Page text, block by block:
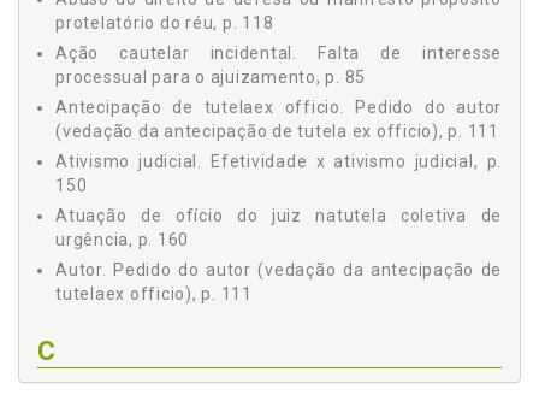
2.5 A FALTA DE INTERESSE PROCESSUAL PARA O
AJUIZAMENTO DE AÇÃO CAUTELAR INCIDENTAL, p. 85
2.6 CAUTELARES SATISFATIVAS, p. 87
2.7 LIMINARES CAUTELARES, p. 91
2.8 EFICÁCIA DA MEDIDA CAUTELAR, p. 96
2.9 RESPONSABILIDADE CIVIL DO REQUERENTE DA
MEDIDA CAUTELAR, p. 103
Capítulo III - A TUTELA ANTECIPADA, p. 109
3.1 TUTELA ANTECIPADA GENÉRICA E TUTELAS
ANTECIPADAS ESPECIAIS, p. 109
3.2 REQUISITOS PARA CONCESSÃO DA TUTELA
ANTECIPADA GENÉRICA, p. 110
3.2.2 Prova Inequívoca da Verossimilhança das
protelatório do réu, p. 118
Ação cautelar incidental. Falta de interesse
processual para o ajuizamento, p. 85
Antecipação de tutelaex officio. Pedido do autor
(vedação da antecipação de tutela ex officio), p. 111
Ativismo judicial. Efetividade x ativismo judicial, p.
150
Atuação de ofício do juiz natutela coletiva de
urgência, p. 160
Autor. Pedido do autor (vedação da antecipação de
tutelaex officio), p. 111
C